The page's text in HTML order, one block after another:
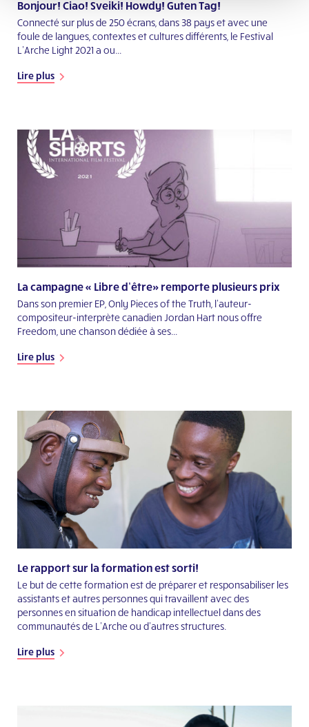
Bonjour! Ciao! Sveiki! Howdy! Guten Tag!
Connecté sur plus de 250 écrans, dans 38 pays et avec une
foule de langues, contextes et cultures différents, le Festival
L’Arche Light 2021 a ou...
Lire plus
La campagne « Libre d’être» remporte plusieurs prix
Dans son premier EP, Only Pieces of the Truth, l’auteur-
compositeur-interprète canadien Jordan Hart nous offre
Freedom, une chanson dédiée à ses...
Lire plus
Le rapport sur la formation est sorti!
Le but de cette formation est de préparer et responsabiliser les
assistants et autres personnes qui travaillent avec des
personnes en situation de handicap intellectuel dans des
communautés de L’Arche ou d’autres structures.
Lire plus